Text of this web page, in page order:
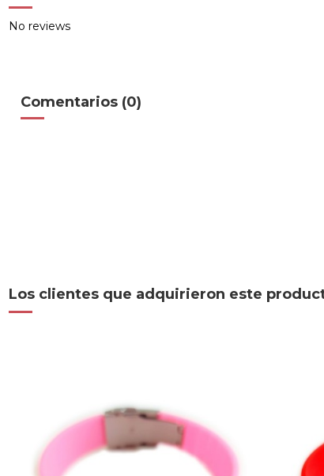
No reviews
Comentarios (0)
Los clientes que adquirieron este